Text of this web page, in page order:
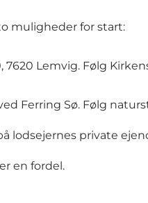
muligheder for start:
Lemvig. Følg
Ferring Sø. Følg
lodsejernes private
en fordel.